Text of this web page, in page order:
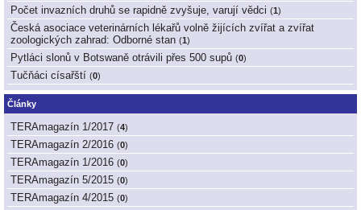
Počet invazních druhů se rapidně zvyšuje, varují vědci (1 )
Česká asociace veterinárních lékařů volně žijících zvířat a zvířat
zoologických zahrad: Odborné stan (1 )
Pytláci slonů v Botswaně otrávili přes 500 supů (0)
Tučňáci císařští (0)
Články
TERAmagazín 1/2017 (4)
TERAmagazín 2/2016 (0)
TERAmagazín 1/2016 (0)
TERAmagazín 5/2015 (0)
TERAmagazín 4/2015 (0)